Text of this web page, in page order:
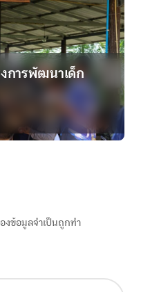
การพัฒนาเด็ก
งข้อมูลจำเป็นถูกทำ